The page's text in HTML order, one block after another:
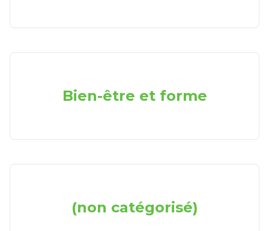
Bien-être et forme
(non catégorisé)